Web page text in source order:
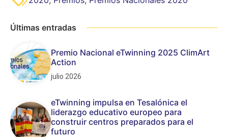
Últimas entradas
Premio Nacional eTwinning 2025 ClimArt
Action
julio 2026
eTwinning impulsa en Tesalónica el
liderazgo educativo europeo para
construir centros preparados para el
futuro